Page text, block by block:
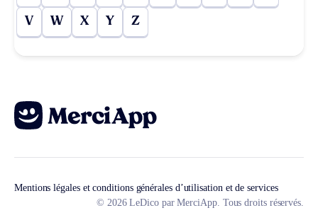
V W X Y Z
Mentions légales et conditions générales d’utilisation et de services
© 2026 LeDico par MerciApp. Tous droits réservés.